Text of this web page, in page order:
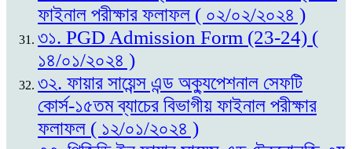
ফাইনাল পরীক্ষার ফলাফল ( ০২/০২/২০২৪ )
৩১. PGD Admission Form (23-24) (
১৪/০১/২০২৪ )
৩২. ফায়ার সায়েন্স এন্ড অক্যুপেশনাল সেফটি
কোর্স-১৫তম ব্যাচের বিভাগীয় ফাইনাল পরীক্ষার
ফলাফল ( ১২/০১/২০২৪ )